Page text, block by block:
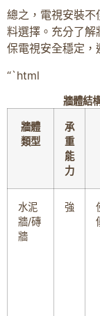
總之，電視安裝
料選擇。充分了解
保電視安全穩定，
“`html
牆體結
牆體
類型
承
重
能
力
水泥
牆/磚
牆
強